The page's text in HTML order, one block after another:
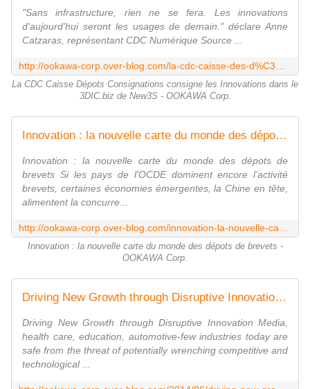
"Sans infrastructure, rien ne se fera. Les innovations
d'aujourd'hui seront les usages de demain." déclare Anne
Catzaras, représentant CDC Numérique Source ...
La CDC Caisse Dépots Consignations consigne les Innovations dans le
3DIC.biz de New3S - OOKAWA Corp.
Innovation : la nouvelle carte du monde des dépots de brevets - OOKAWA Corp.
Innovation : la nouvelle carte du monde des dépots de
brevets Si les pays de l'OCDE dominent encore l'activité
brevets, certaines économies émergentes, la Chine en tête,
alimentent la concurre...
Innovation : la nouvelle carte du monde des dépots de brevets -
OOKAWA Corp.
Driving New Growth through Disruptive Innovation - OOKAWA Corp.
Driving New Growth through Disruptive Innovation Media,
health care, education, automotive-few industries today are
safe from the threat of potentially wrenching competitive and
technological ...